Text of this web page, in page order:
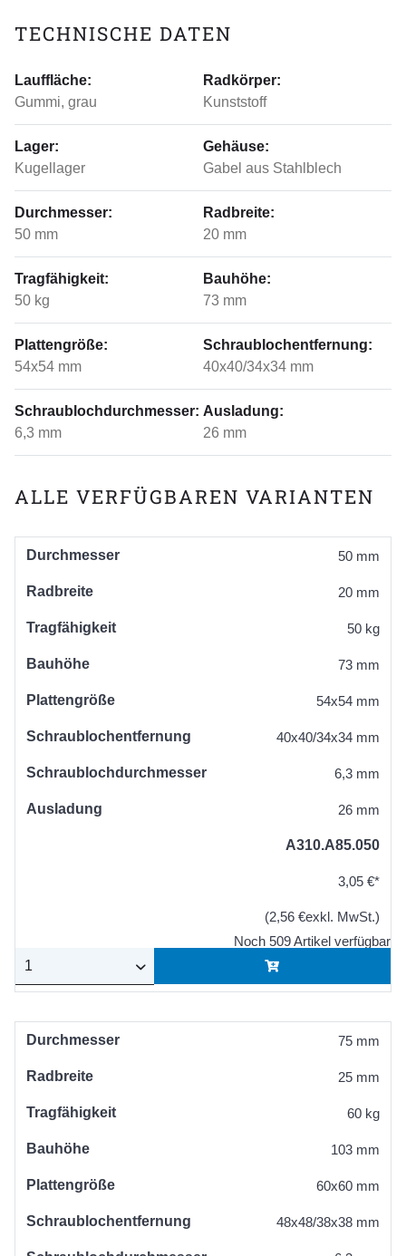
TECHNISCHE DATEN
Lauffläche:
Gummi, grau
Radkörper:
Kunststoff
Lager:
Kugellager
Gehäuse:
Gabel aus Stahlblech
Durchmesser:
50 mm
Radbreite:
20 mm
Tragfähigkeit:
50 kg
Bauhöhe:
73 mm
Plattengröße:
54x54 mm
Schraublochentfernung:
40x40/34x34 mm
Schraublochdurchmesser:
6,3 mm
Ausladung:
26 mm
ALLE VERFÜGBAREN VARIANTEN
Durchmesser 50 mm
Radbreite 20 mm
Tragfähigkeit 50 kg
Bauhöhe 73 mm
Plattengröße 54x54 mm
Schraublochentfernung 40x40/34x34 mm
Schraublochdurchmesser 6,3 mm
Ausladung 26 mm
A310.A85.050
3,05 €*
(2,56 €exkl. MwSt.)
Noch 509 Artikel verfügbar
Durchmesser 75 mm
Radbreite 25 mm
Tragfähigkeit 60 kg
Bauhöhe 103 mm
Plattengröße 60x60 mm
Schraublochentfernung 48x48/38x38 mm